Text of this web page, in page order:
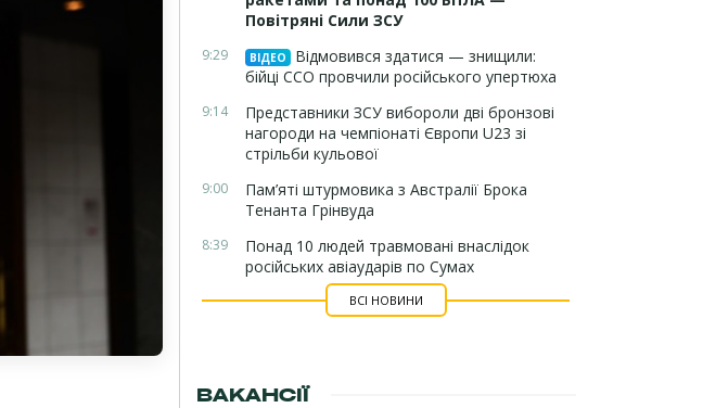
Повітряні Сили ЗСУ
9:29 ВІДЕО
Відмовився здатися — знищили:
бійці ССО провчили російського упертюха
9:14
Представники ЗСУ вибороли дві бронзові
нагороди на чемпіонаті Європи U23 зі
стрільби кульової
9:00
Пам’яті штурмовика з Австралії Брока
Тенанта Грінвуда
8:39
Понад 10 людей травмовані внаслідок
російських авіаударів по Сумах
ВСІ НОВИНИ
ВАКАНСІЇ